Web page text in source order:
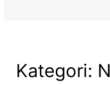
Kategori: